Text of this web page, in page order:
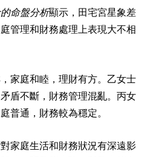
命盤分析顯示，田宅宮星象差
管理和財務處理上表現大不相
家庭和睦，理財有方。乙女士
盾不斷，財務管理混亂。丙女
普通，財務較為穩定。
對家庭生活和財務狀況有深遠影